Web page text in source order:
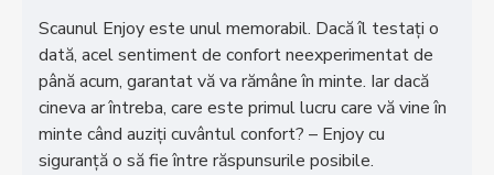
Scaunul Enjoy este unul memorabil. Dacă îl testați o
dată, acel sentiment de confort neexperimentat de
până acum, garantat vă va rămâne în minte. Iar dacă
cineva ar întreba, care este primul lucru care vă vine în
minte când auziți cuvântul confort? – Enjoy cu
siguranță o să fie între răspunsurile posibile.